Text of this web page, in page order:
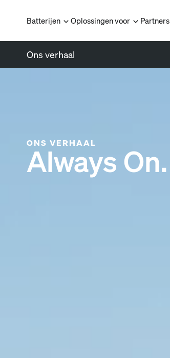
Batterijen Oplossingen voor Partners
Ons verhaal
ONS VERHAAL
Always On.